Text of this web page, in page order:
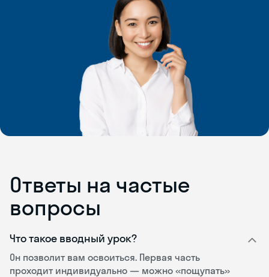
Ответы на частые
вопросы
Что такое вводный урок?
Он позволит вам освоиться. Первая часть
проходит индивидуально — можно «пощупать»